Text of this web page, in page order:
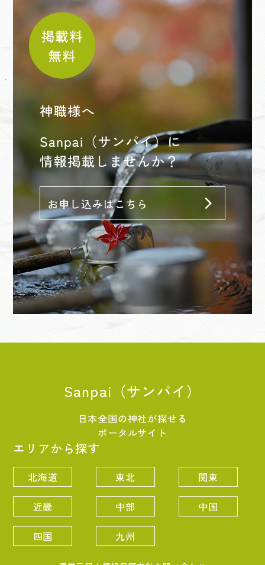
Sanpai（サンパイ）
日本全国の神社が探せる
ポータルサイト
エリアから探す
北海道 東北 関東
近畿 中部 中国
四国 九州